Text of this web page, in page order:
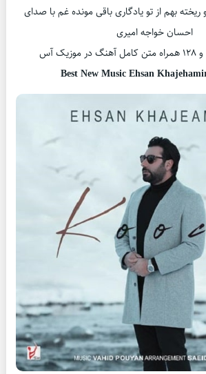
بهم از تو یادگاری باقی مونده غم با صدای
احسان خواجه امیری
Best New Music Ehsan